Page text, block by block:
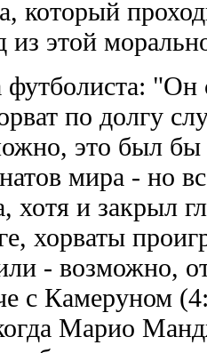
который
из этой
футболиста: "Он
по долгу
это был бы
мира - но
хотя и закрыл
хорваты
- возможно,
с Камеруном
Марио